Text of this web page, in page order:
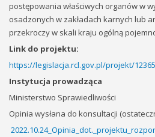
postępowania właściwych organów w
osadzonych w zakładach karnych lub
przekroczy w skali kraju ogólną
Link do projektu:
https://legislacja.rcl.gov.pl/projekt/
Instytucja prowadząca
Ministerstwo Sprawiedliwości
Opinia wysłana do konsultacji